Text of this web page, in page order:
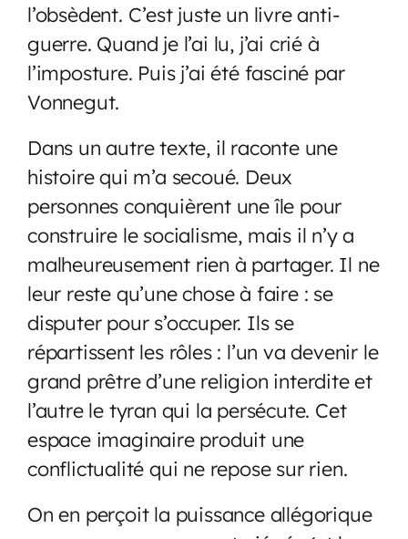
l’obsèdent. C’est juste un livre anti-
guerre. Quand je l’ai lu, j’ai crié à
l’imposture. Puis j’ai été fasciné par
Vonnegut.
Dans un autre texte, il raconte une
histoire qui m’a secoué. Deux
personnes conquièrent une île pour
construire le socialisme, mais il n’y a
malheureusement rien à partager. Il ne
leur reste qu’une chose à faire : se
disputer pour s’occuper. Ils se
répartissent les rôles : l’un va devenir le
grand prêtre d’une religion interdite et
l’autre le tyran qui la persécute. Cet
espace imaginaire produit une
conflictualité qui ne repose sur rien.
On en perçoit la puissance allégorique